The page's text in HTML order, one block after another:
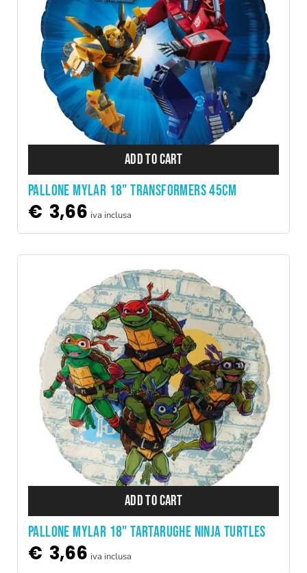
ADD TO CART
PALLONE MYLAR 18" TRANSFORMERS 45CM
€ 3,66 iva inclusa
ADD TO CART
PALLONE MYLAR 18" TARTARUGHE NINJA TURTLES
€ 3,66 iva inclusa